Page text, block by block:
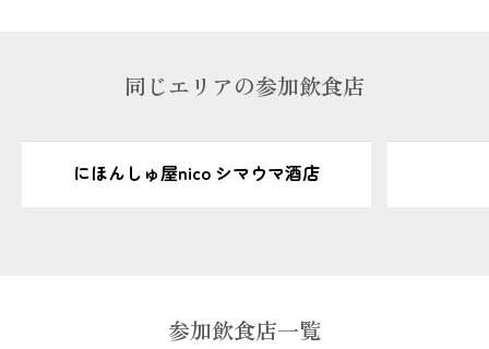
同じエリアの参加飲食店
にほんしゅ屋nico シマウマ酒店
参加飲食店一覧